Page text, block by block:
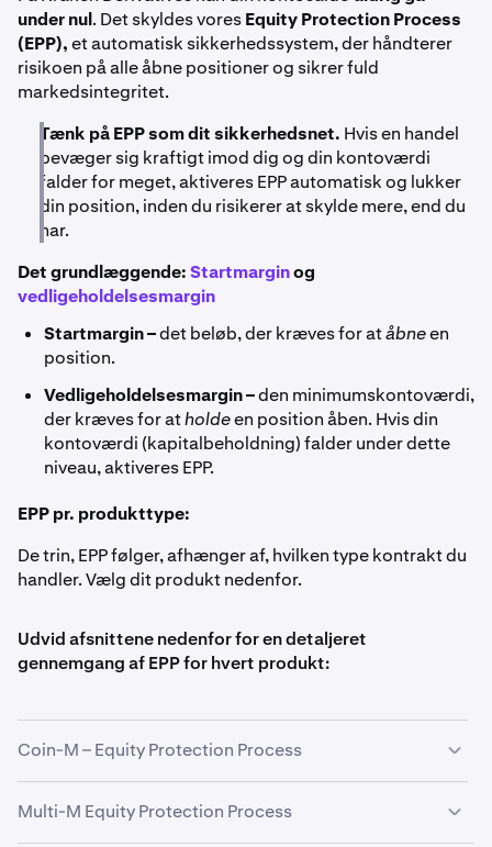
under nul. Det skyldes voresEquity Protection Process
(EPP),et automatisk sikkerhedssystem, der håndterer
risikoen på alle åbne positioner og sikrer fuld
markedsintegritet.
Tænk på EPP som dit sikkerhedsnet. Hvis en handel
bevæger sig kraftigt imod dig og din kontoværdi
falder for meget, aktiveres EPP automatisk og lukker
din position, inden du risikerer at skylde mere, end du
har.
Det grundlæggende:Startmarginog
vedligeholdelsesmargin
Startmargin –det beløb, der kræves for atåbneen
position.
Vedligeholdelsesmargin –den minimumskontoværdi,
der kræves for atholdeen position åben. Hvis din
kontoværdi (kapitalbeholdning) falder under dette
niveau, aktiveres EPP.
EPP pr. produkttype:
De trin, EPP følger, afhænger af, hvilken type kontrakt du
handler. Vælg dit produkt nedenfor.
Udvid afsnittene nedenfor for en detaljeret
gennemgang af EPP for hvert produkt:
Coin-M – Equity Protection Process
Coin-M-kontrakter bruger en
Multi-M Equity Protection Process